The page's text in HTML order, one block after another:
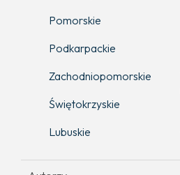
Pomorskie
Podkarpackie
Zachodniopomorskie
Świętokrzyskie
Lubuskie